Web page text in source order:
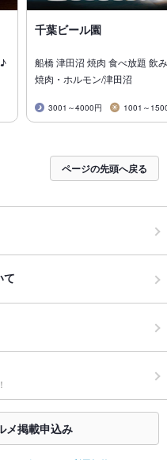
千葉ビール園
船橋 津田沼 焼肉 食べ放題 飲
焼肉・ホルモン/津田沼
3001～4000円 1001～
ページの先頭へ戻る
て
メ掲載申込み